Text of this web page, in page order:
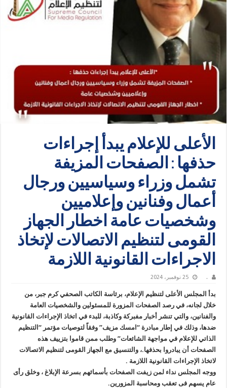
الأعلى للإعلام يبدأ إجراءات
حذفها : الصفحات المزيفة
تشمل وزراء وسياسيين ورجال
أعمال وفنانين وإعلاميين
وشخصيات عامة اخطار الجهاز
القومى لتنظيم الاتصالات لإتخاذ
الاجراءات القانونية اللازمة
. 25 نوفمبر، 2024
بدأ المجلس الأعلى لتنظيم الإعلام، برئاسة الكاتب الصحفي كرم جبر، من
خلال لجانه، في رصد الصفحات المزورة للمسئولين والشخصيات العامة
والفنانين، والتي تنشر أخبار مفبركة وكاذبة، للبدء في اتخاذ الإجراءات القانونية
ضدها، وذلك في إطار مبادرة “امسك مزيف” وفقاً لتوصيات مؤتمر “التنظيم
الذاتي للإعلام في مواجهة الشائعات” وطلب ممن قاموا بتزييف هذه
الصفحات أن يبادروا بحذفها.، والتنسيق مع الجهاز القومى لتنظيم الاتصالات
لاتخاذ الإجراءات القانونية اللازمة .
ووجه المجلس نداء لمن زيفت الصفحات بأسمائهم بسرعة الإبلاغ ، وخلق رأى
عام يسهم فى تعقب ومحاسبة المزورين.